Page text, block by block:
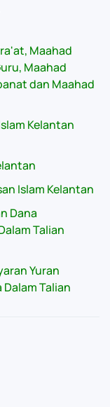
Maahad
Maahad
dan Maahad
Kelantan
Islam Kelantan
Dana
Talian
Yuran
Dalam Talian